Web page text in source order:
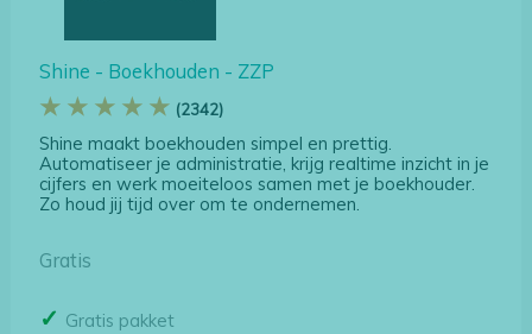
Shine - Boekhouden - ZZP
★ ★ ★ ★ ★ (2342)
Shine maakt boekhouden simpel en prettig.
Automatiseer je administratie, krijg realtime inzicht in je
cijfers en werk moeiteloos samen met je boekhouder.
Zo houd jij tijd over om te ondernemen.
Gratis
Gratis pakket